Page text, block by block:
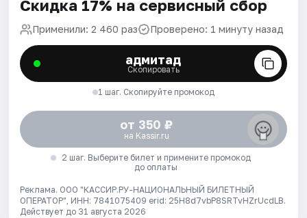
Скидка 17% на сервисный сбор
Применили: 2 460 раз Проверено: 1 минуту назад
адмитад
Скопировать
1 шаг. Скопируйте промокод
от 350 ₽
на Kassir.ru
2 шаг. Выберите билет и примените промокод
до оплаты
Реклама. ООО "КАССИР.РУ-НАЦИОНАЛЬНЫЙ БИЛЕТНЫЙ
ОПЕРАТОР", ИНН: 7841075409 erid: 25H8d7vbP8SRTvHZrUcdLB.
Действует до 31 августа 2026